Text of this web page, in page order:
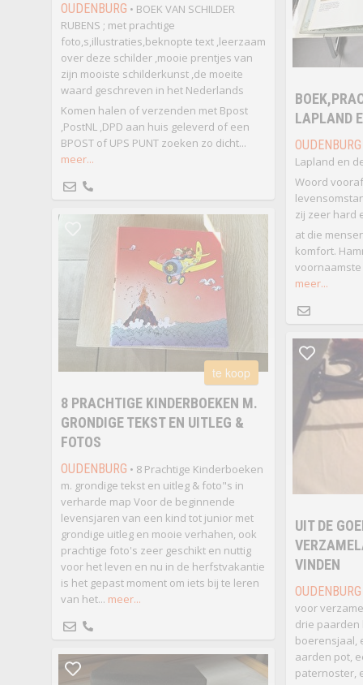
OUDENBURG • BOEK VAN SCHILDER
RUBENS ; met prachtige
foto,s,illustraties,beknopte text ,leerzaam
over deze schilder ,mooie prentjes van
zijn mooiste schilderkunst ,de moeite
waard geschreven in het Nederlands
Komen halen of verzenden met Bpost
,PostNL ,DPD aan huis geleverd of een
BPOST of UPS PUNT zoeken zo dicht...
meer...
LAPLAND
OUDENBURG
Lapland en
Woord
zij zeer hard
at die
komfort.
meer...
te koop
8 PRACHTIGE KINDERBOEKEN M.
GRONDIGE TEKST EN UITLEG &
FOTOS
OUDENBURG • 8 Prachtige Kinderboeken
m. grondige tekst en uitleg & foto"s in
verharde map Voor de beginnende
levensjaren van een kind tot junior met
grondige uitleg en mooie verhahen, ook
prachtige foto's zeer geschikt en nuttig
voor het leven en nu in de herfstvakantie
is het gepast moment om iets bij te leren
van het... meer...
UIT DE
VINDEN
OUDENBURG
voor
drie
boerensjaal,
aarden pot,
paternoster,